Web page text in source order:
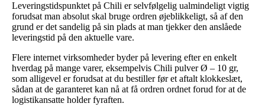
Leveringstidspunktet på Chili er selvfølgelig ualmindeligt vigtig
forudsat man absolut skal bruge ordren øjeblikkeligt, så af den
grund er det sandelig på sin plads at man tjekker den anslåede
leveringstid på den aktuelle vare.
Flere internet virksomheder byder på levering efter en enkelt
hverdag på mange varer, eksempelvis Chili pulver Ø – 10 gr,
som alligevel er forudsat at du bestiller før et aftalt klokkeslæt,
sådan at de garanteret kan nå at få ordren ordnet forud for at de
logistikansatte holder fyraften.